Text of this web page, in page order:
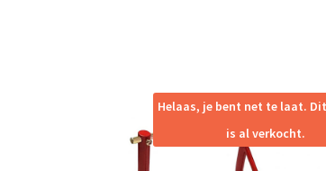
Helaas, je bent net te laat.
is al verkocht.